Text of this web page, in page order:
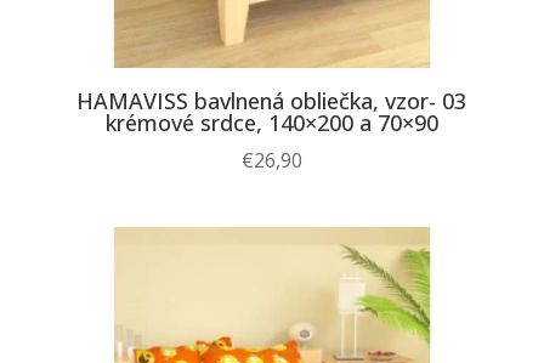
HAMAVISS bavlnená obliečka, vzor- 03
krémové srdce, 140×200 a 70×90
€26,90